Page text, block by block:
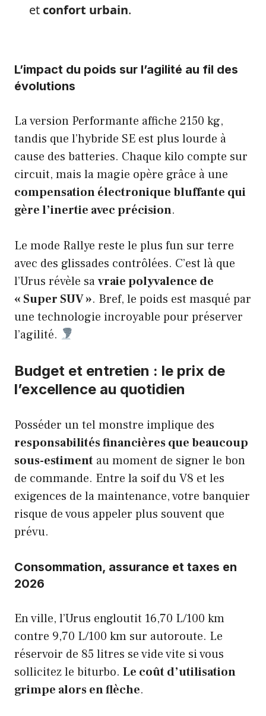
et confort urbain.
L’impact du poids sur l’agilité au fil des
évolutions
La version Performante affiche 2150 kg,
tandis que l’hybride SE est plus lourde à
cause des batteries. Chaque kilo compte sur
circuit, mais la magie opère grâce à une
compensation électronique bluffante qui
gère l’inertie avec précision.
Le mode Rallye reste le plus fun sur terre
avec des glissades contrôlées. C’est là que
l’Urus révèle savraie polyvalence de
« Super SUV ». Bref, le poids est masqué par
une technologie incroyable pour préserver
l’agilité.
Budget et entretien : le prix de
l’excellence au quotidien
Posséder un tel monstre implique des
responsabilités financières que beaucoup
sous-estiment au moment de signer le bon
de commande. Entre la soif du V8 et les
exigences de la maintenance, votre banquier
risque de vous appeler plus souvent que
prévu.
Consommation, assurance et taxes en
2026
En ville, l’Urus engloutit 16,70 L/100 km
contre 9,70 L/100 km sur autoroute. Le
réservoir de 85 litres se vide vite si vous
sollicitez le biturbo. Le coût d’utilisation
grimpe alors en flèche.